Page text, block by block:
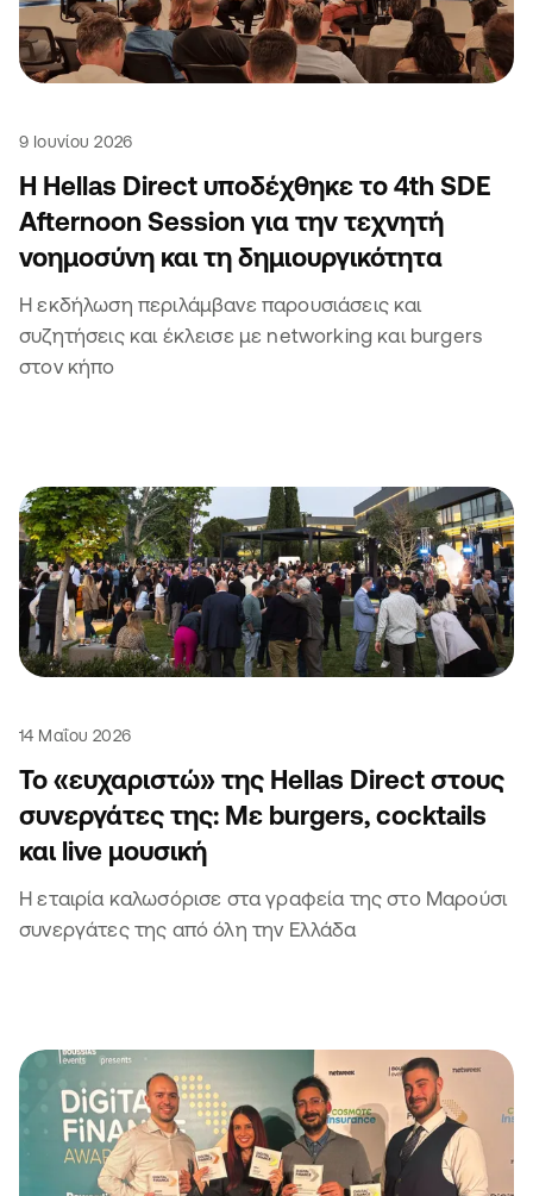
9 Ιουνίου 2026
Η Hellas Direct υποδέχθηκε το 4th SDE
Afternoon Session για την τεχνητή
νοημοσύνη και τη δημιουργικότητα
Η εκδήλωση περιλάμβανε παρουσιάσεις και
συζητήσεις και έκλεισε με networking και burgers
στον κήπο
14 Μαΐου 2026
Το «ευχαριστώ» της Hellas Direct στους
συνεργάτες της: Με burgers, cocktails
και live μουσική
Η εταιρία καλωσόρισε στα γραφεία της στο Μαρούσι
συνεργάτες της από όλη την Ελλάδα